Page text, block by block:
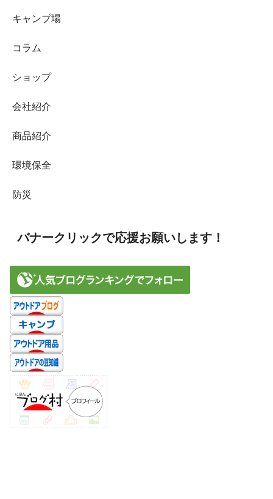
キャンプ場
コラム
ショップ
会社紹介
商品紹介
環境保全
防災
バナークリックで応援お願いします！